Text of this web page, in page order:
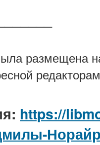
размещена
https://